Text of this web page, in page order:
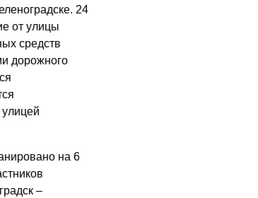
24
от улицы
средств
дорожного
на 6
–